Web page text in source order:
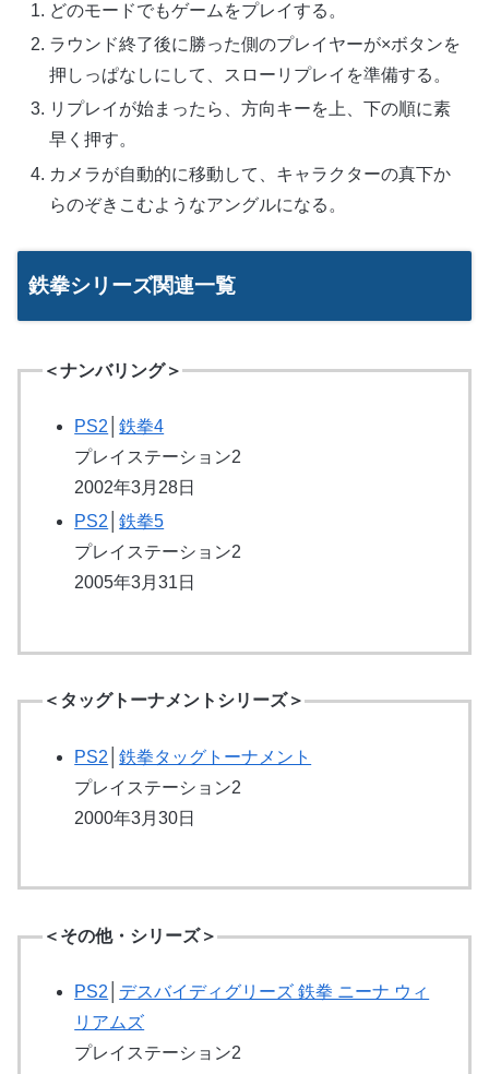
どのモードでもゲームをプレイする。
ラウンド終了後に勝った側のプレイヤーが×ボタンを
押しっぱなしにして、スローリプレイを準備する。
リプレイが始まったら、方向キーを上、下の順に素
早く押す。
カメラが自動的に移動して、キャラクターの真下か
らのぞきこむようなアングルになる。
鉄拳シリーズ関連一覧
＜ナンバリング＞
PS2 │鉄拳4
プレイステーション2
2002年3月28日
PS2 │鉄拳5
プレイステーション2
2005年3月31日
＜タッグトーナメントシリーズ＞
PS2 │鉄拳タッグトーナメント
プレイステーション2
2000年3月30日
＜その他・シリーズ＞
PS2
デスバイディグリーズ 鉄拳 ニーナ ウィ
リアムズ
プレイステーション2